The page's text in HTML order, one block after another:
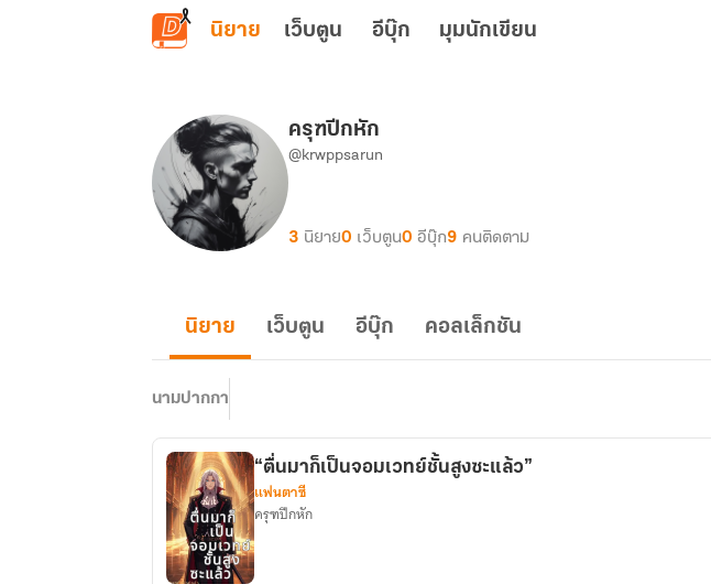
ข้ามไปยังเนื้อหาหลัก
นิยาย เว็บตูน อีบุ๊ก มุมนักเขียน
ครุฑปีกหัก
@krwppsarun
3 นิยาย0 เว็บตูน0 อีบุ๊ก9 คนติดตาม
นิยาย เว็บตูน อีบุ๊ก คอลเล็กชัน
นามปากกา
“ตื่นมาก็เป็นจอมเวทย์ชั้นสูงซะแล้ว”
แฟนตาซี
ครุฑปีกหัก